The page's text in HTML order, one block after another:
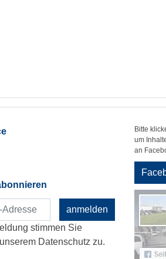
anmelden
stimmen Sie
Datenschutz zu.
Bitte
um
an